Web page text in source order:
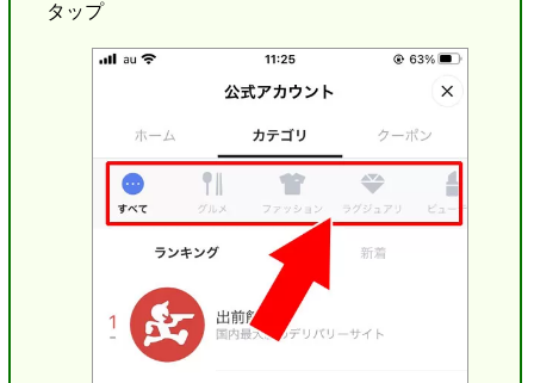
タップ